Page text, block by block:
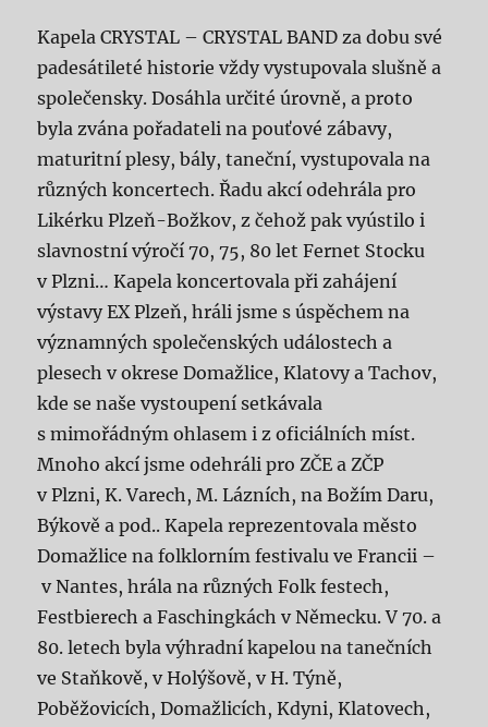
Kapela CRYSTAL – CRYSTAL BAND za dobu své
padesátileté historie vždy vystupovala slušně a
společensky. Dosáhla určité úrovně, a proto
byla zvána pořadateli na pouťové zábavy,
maturitní plesy, bály, taneční, vystupovala na
různých koncertech. Řadu akcí odehrála pro
Likérku Plzeň-Božkov, z čehož pak vyústilo i
slavnostní výročí 70, 75, 80 let Fernet Stocku
v Plzni… Kapela koncertovala při zahájení
výstavy EX Plzeň, hráli jsme s úspěchem na
významných společenských událostech a
plesech v okrese Domažlice, Klatovy a Tachov,
kde se naše vystoupení setkávala
s mimořádným ohlasem i z oficiálních míst.
Mnoho akcí jsme odehráli pro ZČE a ZČP
v Plzni, K. Varech, M. Lázních, na Božím Daru,
Býkově a pod.. Kapela reprezentovala město
Domažlice na folklorním festivalu ve Francii –
v Nantes, hrála na různých Folk festech,
Festbierech a Faschingkách v Německu. V 70. a
80. letech byla výhradní kapelou na tanečních
ve Staňkově, v Holýšově, v H. Týně,
Poběžovicích, Domažlicích, Kdyni, Klatovech,